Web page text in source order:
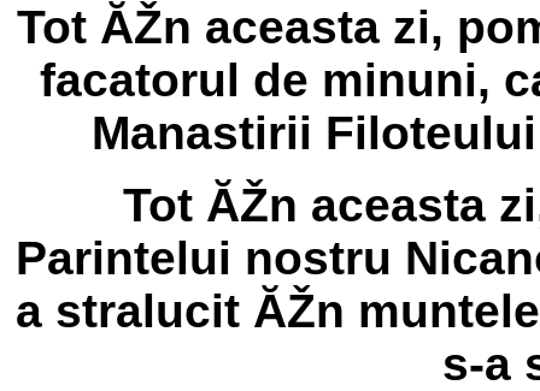
Tot ĂŽn aceasta zi,
facatorul de minuni,
Manastirii
Tot ĂŽn aceasta
Parintelui nostru
a stralucit ĂŽn
s-a